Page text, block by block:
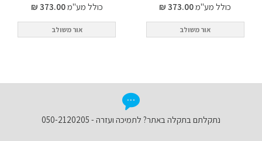
כולל מע"מ373.00 ₪
אור משולב
כולל מע"מ373.00 ₪
אור משולב
נתקלתם בתקלה באתר? לתמיכה ועזרה - 050-2120205